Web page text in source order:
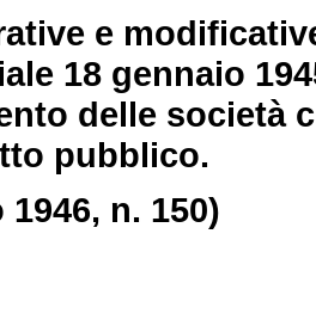
e
18 gennaio
delle società
pubblico.
n. 150)